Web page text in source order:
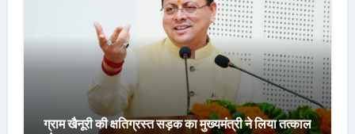
ग्राम खैनूरी की क्षतिग्रस्त सड़क का मुख्यमंत्री ने लिया तत्काल